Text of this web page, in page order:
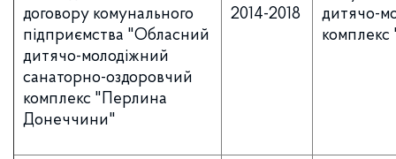
договору комунального
підприємства "Обласний
дитячо-молодіжний
санаторно-оздоровчий
комплекс "Перлина
Донеччини"
2014-2018
дитячо-